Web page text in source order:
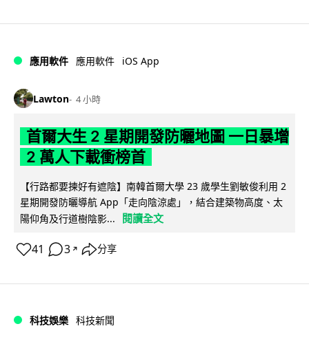
應用軟件 應用軟件 iOS App
Lawton 4 小時
首爾大生 2 星期開發防曬地圖 一日暴增
2 萬人下載衝榜首
【行路都要揀好有遮陰】南韓首爾大學 23 歲學生劉敏俊利用 2
星期開發防曬導航 App「走向陰涼處」，結合建築物高度、太
陽仰角及行道樹陰影...
閱讀全文
41 3 ↗ 分享
科技娛樂 科技新聞